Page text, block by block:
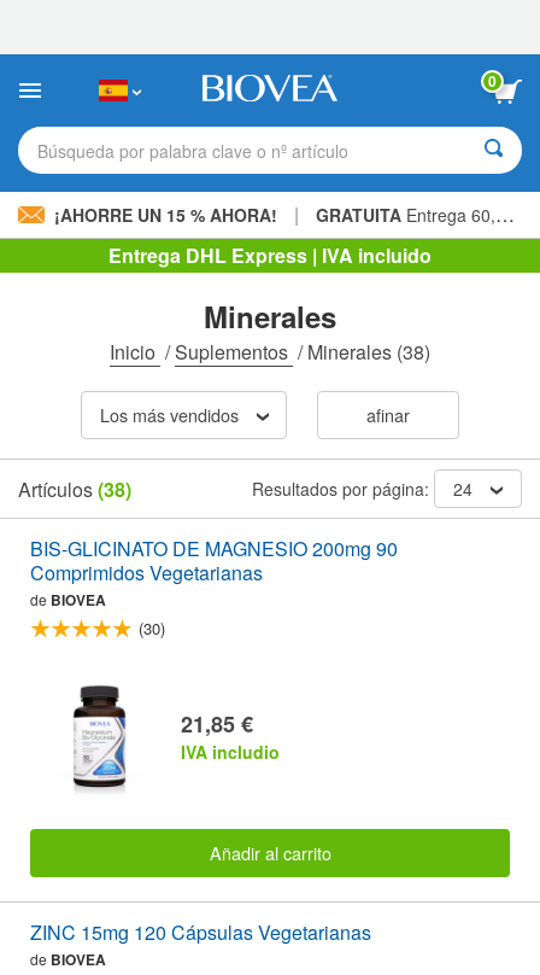
sitio
incluye
sistema
de
0
Búsqueda por palabra clave o nº artículo
¡AHORRE UN 15 % AHORA! | GRATUITA Entrega 60,00 € »
Entrega DHL Express | IVA incluido
Minerales
Inicio /Suplementos /Minerales (38)
Los más vendidos afinar
Artículos(38) Resultados por página: 24
BIS-GLICINATO DE MAGNESIO 200mg 90
Comprimidos Vegetarianas
de BIOVEA
(30)
21,85 €
IVA includio
Añadir al carrito
ZINC 15mg 120 Cápsulas Vegetarianas
de BIOVEA